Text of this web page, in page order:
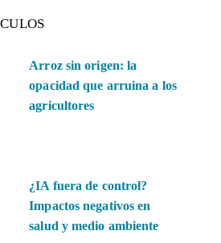
Arroz sin origen: la
opacidad que arruina a los
agricultores
¿IA fuera de control?
Impactos negativos en
salud y medio ambiente